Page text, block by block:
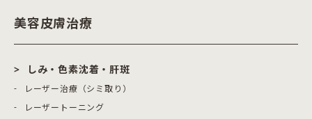
美容皮膚治療
しみ・色素沈着・肝斑
レーザー治療（シミ取り）
レーザートーニング